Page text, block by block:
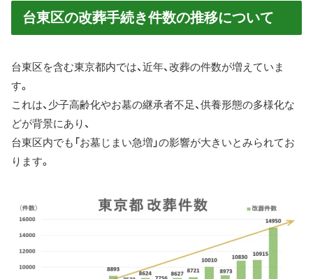
台東区の改葬手続き件数の推移について
台東区を含む東京都内では、近年、改葬の件数が増えていま
す。
これは、少子高齢化やお墓の継承者不足、供養形態の多様化な
どが背景にあり、
台東区内でも「お墓じまい急増」の影響が大きいとみられてお
ります。